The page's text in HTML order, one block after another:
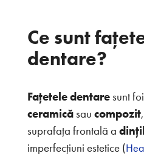
Ce sunt
dentare?
Fațetele dentaresunt
ceramicăsau compozit
suprafața frontală a
imperfecțiuni estetice (